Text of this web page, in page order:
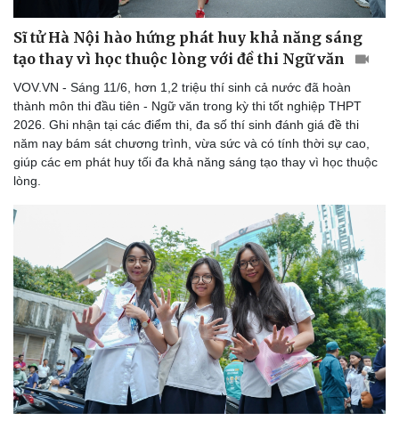
Dinh dưỡng - món ngon
Cây thuốc
Sản phụ khoa
Nhi khoa
Nam khoa
Làm đẹp - giảm cân
Phòng mạch online
Ăn sạch sống khỏe
Đời sống
Nhà đẹp
Blog
Tình yêu - Gia đình
Sĩ tử Hà Nội hào hứng phát huy khả năng sáng
tạo thay vì học thuộc lòng với đề thi Ngữ văn
VOV.VN - Sáng 11/6, hơn 1,2 triệu thí sinh cả nước đã hoàn
thành môn thi đầu tiên - Ngữ văn trong kỳ thi tốt nghiệp THPT
2026. Ghi nhận tại các điểm thi, đa số thí sinh đánh giá đề thi
năm nay bám sát chương trình, vừa sức và có tính thời sự cao,
giúp các em phát huy tối đa khả năng sáng tạo thay vì học thuộc
lòng.